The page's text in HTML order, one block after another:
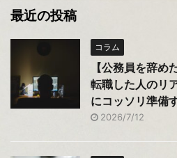
最近の投稿
コラム
【公務員を辞め
転職した人のリ
にコッソリ準備
2026/7/12